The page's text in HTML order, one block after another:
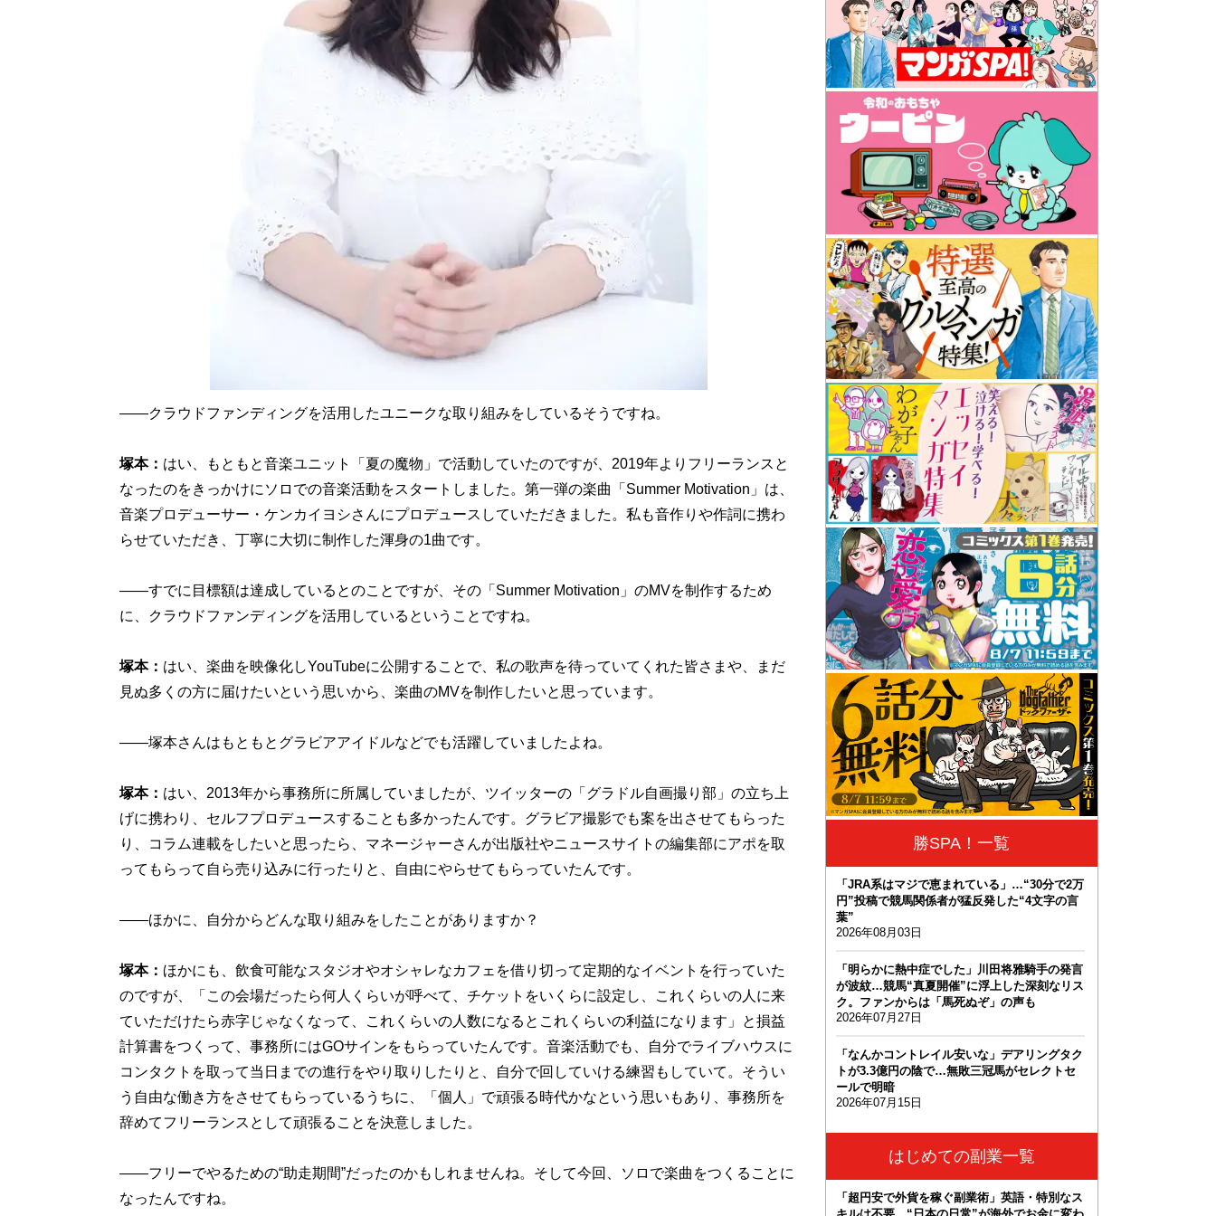
――クラウドファンディングを活用したユニークな取り組みをしているそうですね。
塚本： はい、もともと音楽ユニット「夏の魔物」で活動していたのですが、2019年よりフリーランスと
なったのをきっかけにソロでの音楽活動をスタートしました。第一弾の楽曲「Summer Motivation」は、
音楽プロデューサー・ケンカイヨシさんにプロデュースしていただきました。私も音作りや作詞に携わ
らせていただき、丁寧に大切に制作した渾身の1曲です。
――すでに目標額は達成しているとのことですが、その「Summer Motivation」のMVを制作するため
に、クラウドファンディングを活用しているということですね。
塚本： はい、楽曲を映像化しYouTubeに公開することで、私の歌声を待っていてくれた皆さまや、まだ
見ぬ多くの方に届けたいという思いから、楽曲のMVを制作したいと思っています。
――塚本さんはもともとグラビアアイドルなどでも活躍していましたよね。
塚本： はい、2013年から事務所に所属していましたが、ツイッターの「グラドル自画撮り部」の立ち上
げに携わり、セルフプロデュースすることも多かったんです。グラビア撮影でも案を出させてもらった
り、コラム連載をしたいと思ったら、マネージャーさんが出版社やニュースサイトの編集部にアポを取
ってもらって自ら売り込みに行ったりと、自由にやらせてもらっていたんです。
――ほかに、自分からどんな取り組みをしたことがありますか？
塚本： ほかにも、飲食可能なスタジオやオシャレなカフェを借り切って定期的なイベントを行っていた
のですが、「この会場だったら何人くらいが呼べて、チケットをいくらに設定し、これくらいの人に来
ていただけたら赤字じゃなくなって、これくらいの人数になるとこれくらいの利益になります」と損益
計算書をつくって、事務所にはGOサインをもらっていたんです。音楽活動でも、自分でライブハウスに
コンタクトを取って当日までの進行をやり取りしたりと、自分で回していける練習もしていて。そうい
う自由な働き方をさせてもらっているうちに、「個人」で頑張る時代かなという思いもあり、事務所を
辞めてフリーランスとして頑張ることを決意しました。
――フリーでやるための“助走期間”だったのかもしれませんね。そして今回、ソロで楽曲をつくることに
なったんですね。
勝SPA！一覧
「JRA系はマジで恵まれている」…“30分で2万
円”投稿で競馬関係者が猛反発した“4文字の言
葉”
2026年08月03日
「明らかに熱中症でした」川田将雅騎手の発言
が波紋…競馬“真夏開催”に浮上した深刻なリス
ク。ファンからは「馬死ぬぞ」の声も
2026年07月27日
「なんかコントレイル安いな」デアリングタク
トが3.3億円の陰で…無敗三冠馬がセレクトセ
ールで明暗
2026年07月15日
はじめての副業一覧
「超円安で外貨を稼ぐ副業術」英語・特別なス